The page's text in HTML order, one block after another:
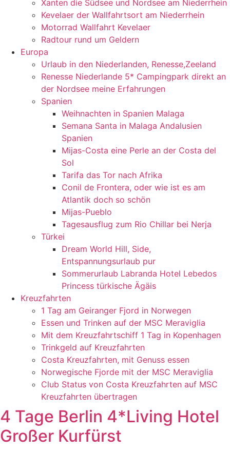
Xanten die Südsee und Nordsee am Niederrhein
Kevelaer der Wallfahrtsort am Niederrhein
Motorrad Wallfahrt Kevelaer
Radtour rund um Geldern
Europa
Urlaub in den Niederlanden, Renesse,Zeeland
Renesse Niederlande 5* Campingpark direkt an
der Nordsee meine Erfahrungen
Spanien
Weihnachten in Spanien Malaga
Semana Santa in Malaga Andalusien
Spanien
Mijas-Costa eine Perle an der Costa del
Sol
Tarifa das Tor nach Afrika
Conil de Frontera, oder wie ist es am
Atlantik doch so schön
Mijas-Pueblo
Tagesausflug zum Rio Chillar bei Nerja
Türkei
Dream World Hill, Side,
Entspannungsurlaub pur
Sommerurlaub Labranda Hotel Lebedos
Princess türkische Ägäis
Kreuzfahrten
1 Tag am Geiranger Fjord in Norwegen
Essen und Trinken auf der MSC Meraviglia
Mit dem Kreuzfahrtschiff 1 Tag in Kopenhagen
Trinkgeld auf Kreuzfahrten
Costa Kreuzfahrten, mit Genuss essen
Norwegische Fjorde mit der MSC Meraviglia
Club Status von Costa Kreuzfahrten auf MSC
Kreuzfahrten übertragen
4 Tage Berlin 4*Living Hotel
Großer Kurfürst